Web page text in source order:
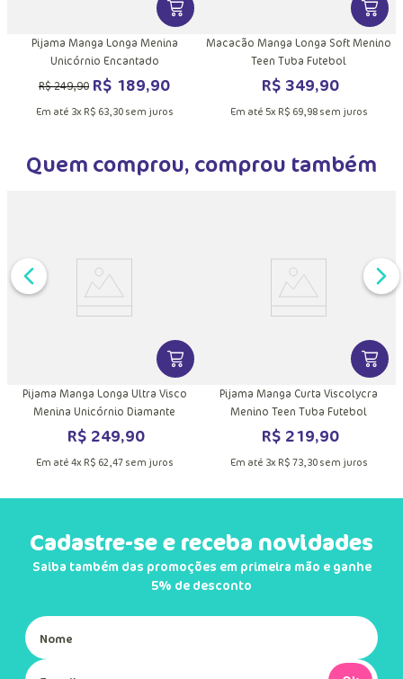
INFORMAÇÕES DO PRODUTOVER MAIS INFORMAÇÕES DO
Pijama Manga Longa Menina
Unicórnio Encantado
R$249,90 R$ 189,90
Em até 3x R$ 63,30sem juros
VER
Macacão Manga Longa Soft Menino
Teen Tuba Futebol
R$ 349,90
Em até 5x R$ 69,98sem juros
Quem comprou, comprou também
INFORMAÇÕES DO PRODUTOVER MAIS INFORMAÇÕES DO
Pijama Manga Longa Ultra Visco
Menina Unicórnio Diamante
R$ 249,90
Em até 4x R$ 62,47sem juros
VER
Pijama Manga Curta Viscolycra
Menino Teen Tuba Futebol
R$ 219,90
Em até 3x R$ 73,30sem juros
Cadastre-se e receba novidades
Saiba também das promoções em primeira mão e ganhe
5% de desconto